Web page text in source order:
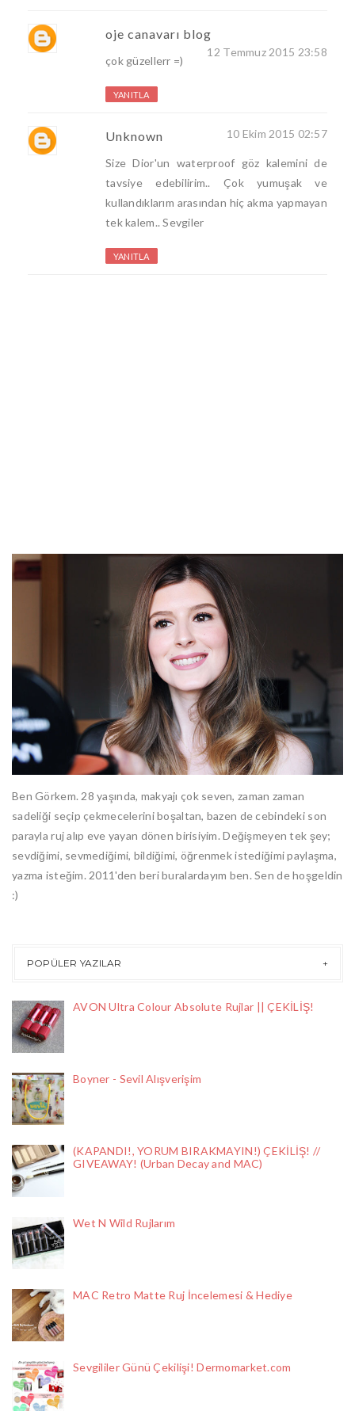
oje canavarı blog
12 Temmuz 2015 23:58
çok güzellerr =)
YANITLA
Unknown 10 Ekim 2015 02:57
Size Dior'un waterproof göz kalemini de
tavsiye edebilirim.. Çok yumuşak ve
kullandıklarım arasından hiç akma yapmayan
tek kalem.. Sevgiler
YANITLA
Ben Görkem. 28 yaşında, makyajı çok seven, zaman zaman
sadeliği seçip çekmecelerini boşaltan, bazen de cebindeki son
parayla ruj alıp eve yayan dönen birisiyim. Değişmeyen tek şey;
sevdiğimi, sevmediğimi, bildiğimi, öğrenmek istediğimi paylaşma,
yazma isteğim. 2011'den beri buralardayım ben. Sen de hoşgeldin
:)
POPÜLER YAZILAR
AVON Ultra Colour Absolute Rujlar || ÇEKİLİŞ!
Boyner - Sevil Alışverişim
(KAPANDI!, YORUM BIRAKMAYIN!) ÇEKİLİŞ! //
GIVEAWAY! (Urban Decay and MAC)
Wet N Wild Rujlarım
MAC Retro Matte Ruj İncelemesi & Hediye
Sevgililer Günü Çekilişi! Dermomarket.com